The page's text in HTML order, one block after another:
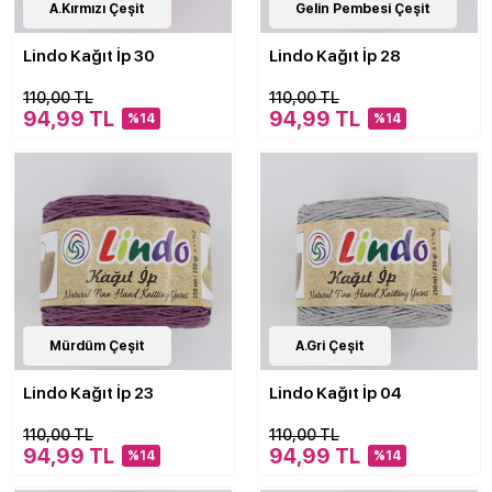
20Çeşit
A.Kırmızı Çeşit
Lindo Kağıt İp 30
110,00 TL
94,99 TL %14
20 Çeşit
Gelin Pembesi Çeşit
Lindo Kağıt İp 28
110,00 TL
94,99 TL %14
20Çeşit
Mürdüm Çeşit
Lindo Kağıt İp 23
110,00 TL
94,99 TL %14
20Çeşit
A.Gri Çeşit
Lindo Kağıt İp 04
110,00 TL
94,99 TL %14